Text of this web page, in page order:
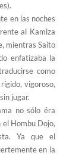
en las noches
al Kamiza
mientras Saito
enfatizaba la
como
vigoroso,
jugar.
no sólo éra
Hombu Dojo,
Ya que el
en la